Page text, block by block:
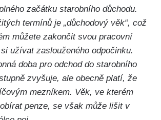
začátku starobního důchodu.
termínů je „důchodový věk“, což
můžete zakončit svou pracovní
užívat zaslouženého odpočinku.
doba pro odchod do starobního
zvyšuje, ale obecně platí, že
mezníkem. Věk, ve kterém
penze, se však může lišit v